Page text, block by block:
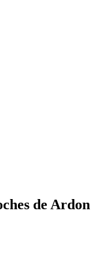
de Ardon